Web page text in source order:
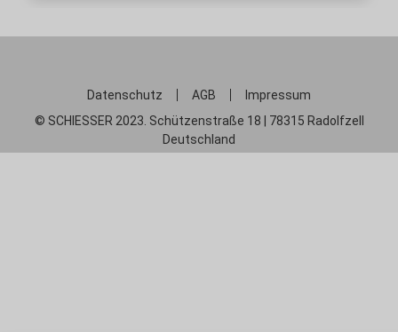
Datenschutz AGB
Impressum
© SCHIESSER 2023. Schützenstraße 18 | 78315 Radolfzell
Deutschland